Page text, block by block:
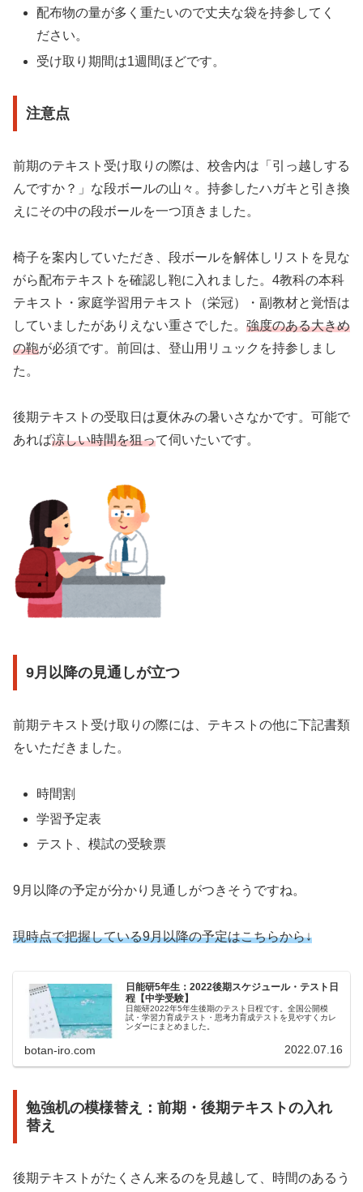
配布物の量が多く重たいので丈夫な袋を持参してく
ださい。
受け取り期間は1週間ほどです。
注意点
前期のテキスト受け取りの際は、校舎内は「引っ越しする
んですか？」な段ボールの山々。持参したハガキと引き換
えにその中の段ボールを一つ頂きました。
椅子を案内していただき、段ボールを解体しリストを見な
がら配布テキストを確認し鞄に入れました。4教科の本科
テキスト・家庭学習用テキスト（栄冠）・副教材と覚悟は
していましたがありえない重さでした。 強度のある大きめ
の鞄が必須です。前回は、登山用リュックを持参しまし
た。
後期テキストの受取日は夏休みの暑いさなかです。可能で
あれば涼しい時間を狙って伺いたいです。
9月以降の見通しが立つ
前期テキスト受け取りの際には、テキストの他に下記書類
をいただきました。
時間割
学習予定表
テスト、模試の受験票
9月以降の予定が分かり見通しがつきそうですね。
現時点で把握している9月以降の予定はこちらから↓
日能研5年生：2022後期スケジュール・テスト日
程【中学受験】
日能研2022年5年生後期のテスト日程です。全国公開模
試・学習力育成テスト・思考力育成テストを見やすくカレ
ンダーにまとめました。
botan-iro.com 2022.07.16
勉強机の模様替え：前期・後期テキストの入れ
替え
後期テキストがたくさん来るのを見越して、時間のあるう